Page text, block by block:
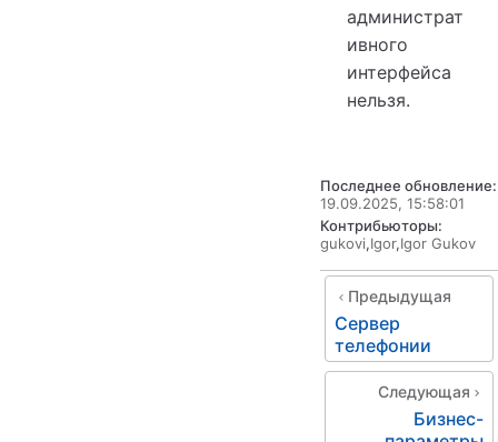
администрат
ивного
интерфейса
нельзя.
Последнее обновление:
19.09.2025, 15:58:01
Контрибьюторы:
gukovi,Igor,Igor Gukov
Предыдущая
Сервер
телефонии
Следующая
Бизнес-